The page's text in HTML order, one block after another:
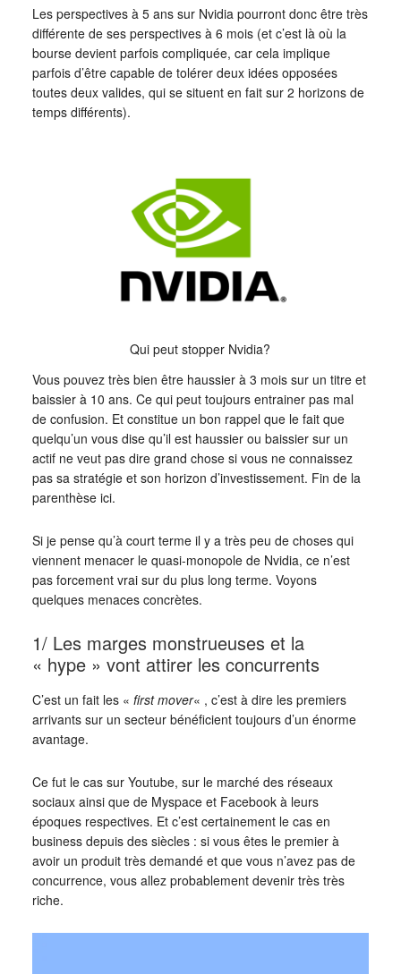
Les perspectives à 5 ans sur Nvidia pourront donc être très
différente de ses perspectives à 6 mois (et c’est là où la
bourse devient parfois compliquée, car cela implique
parfois d’être capable de tolérer deux idées opposées
toutes deux valides, qui se situent en fait sur 2 horizons de
temps différents).
Qui peut stopper Nvidia?
Vous pouvez très bien être haussier à 3 mois sur un titre et
baissier à 10 ans. Ce qui peut toujours entrainer pas mal
de confusion. Et constitue un bon rappel que le fait que
quelqu’un vous dise qu’il est haussier ou baissier sur un
actif ne veut pas dire grand chose si vous ne connaissez
pas sa stratégie et son horizon d’investissement. Fin de la
parenthèse ici.
Si je pense qu’à court terme il y a très peu de choses qui
viennent menacer le quasi-monopole de Nvidia, ce n’est
pas forcement vrai sur du plus long terme. Voyons
quelques menaces concrètes.
1/ Les marges monstrueuses et la
« hype » vont attirer les concurrents
C’est un fait les « first mover« , c’est à dire les premiers
arrivants sur un secteur bénéficient toujours d’un énorme
avantage.
Ce fut le cas sur Youtube, sur le marché des réseaux
sociaux ainsi que de Myspace et Facebook à leurs
époques respectives. Et c’est certainement le cas en
business depuis des siècles : si vous êtes le premier à
avoir un produit très demandé et que vous n’avez pas de
concurrence, vous allez probablement devenir très très
riche.